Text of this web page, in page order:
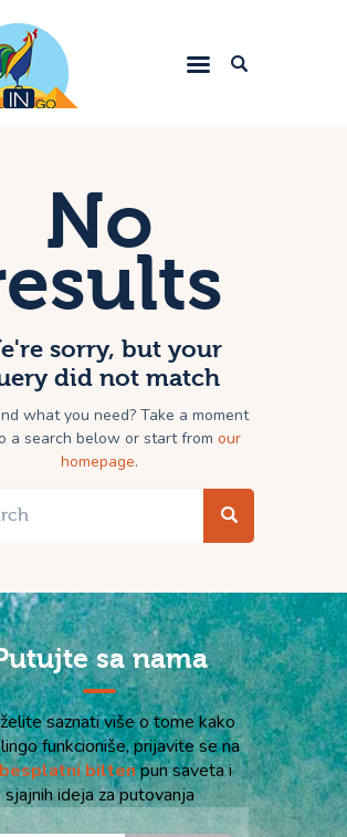
metropole
2024.
No
sorry, but your
did not match
what you need? Take a moment
a search below or start from our
homepage.
sa nama
saznati više o tome kako
funkcioniše, prijavite se na
biltenpun saveta i
sjajnih ideja za putovanja